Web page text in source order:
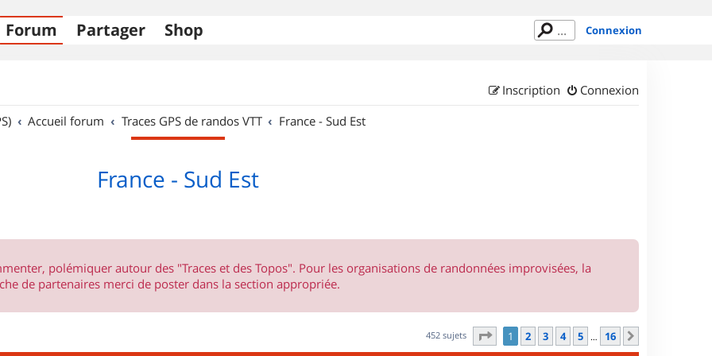
Forum Partager Shop Connexion
Connexion
Inscription
Accueil forum Traces GPS de randos VTT France - Sud Est
France - Sud Est
polémiquer autour des "Traces et des Topos". Pour les organisations de randonnées improvisées, la
de partenaires merci de poster dans la section appropriée.
452 sujets Page sur16
1 2 3 4 5 … 16